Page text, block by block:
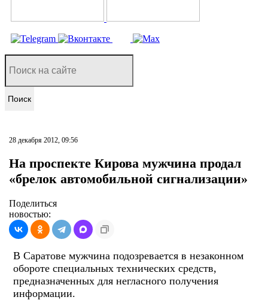
Поиск
28 декабря 2012, 09:56
На проспекте Кирова мужчина продал
«брелок автомобильной сигнализации»
Поделиться
новостью:
В Саратове мужчина подозревается в незаконном
обороте специальных технических средств,
предназначенных для негласного получения
информации.